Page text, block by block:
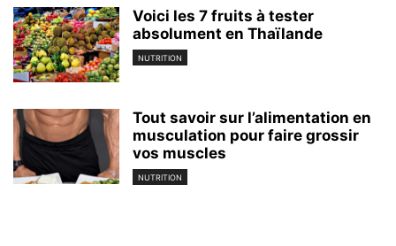
Voici les 7 fruits à tester
absolument en Thaïlande
NUTRITION
Tout savoir sur l’alimentation en
musculation pour faire grossir
vos muscles
NUTRITION